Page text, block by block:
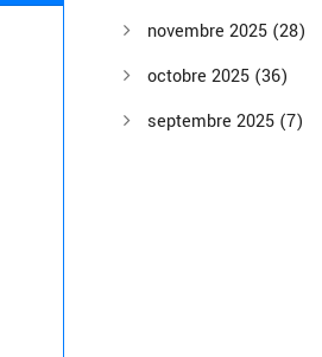
novembre 2025 (28)
octobre 2025 (36)
septembre 2025 (7)